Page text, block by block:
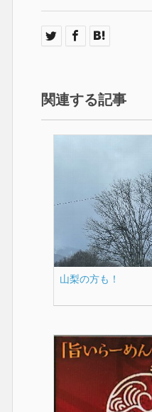
関連する記事
山梨の方も！